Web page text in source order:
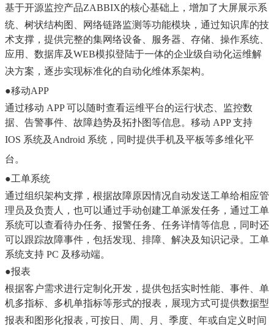
基于开源监控产品ZABBIX的核心基础上，增加了大屏展示系
统、树状结构图、网络链路监测等功能模块，通过知识库的技
术支撑，提供完整的集网络设备、服务器、存储、操作系统、
应用、数据库及WEB模拟登陆于一体的企业级自动化运维解
决方案，逐步实现标准化的自动化维体系架构。
●移动APP
通过移动 APP 可以随时查看运维平台的运行状态、监控数
据、告警事件、故障趋势及拓扑图等信息。移动 APP 支持
IOS 系统及Android 系统，同时提供手机及平板等多维化平
台。
●工单系统
通过组织架构支撑，根据故障原因情况自动发送工单给相应管
理员及负责人，也可以通过手动创建工单派发任务，通过工单
系统可以查看待办任务、报警任务、任务详情等信息，同时还
可以跟踪故障事件，包括发现、排障、解决及知识记录。工单
系统支持 PC 及移动端。
●报表
根据客户需求进行定制化开发，提供包括实时性能、事件、单
机多指标、多机单指标等形式的报表，展现方式可提供数据型
报表和图形化报表 , 可按日、周、月、季度、年或自定义时间